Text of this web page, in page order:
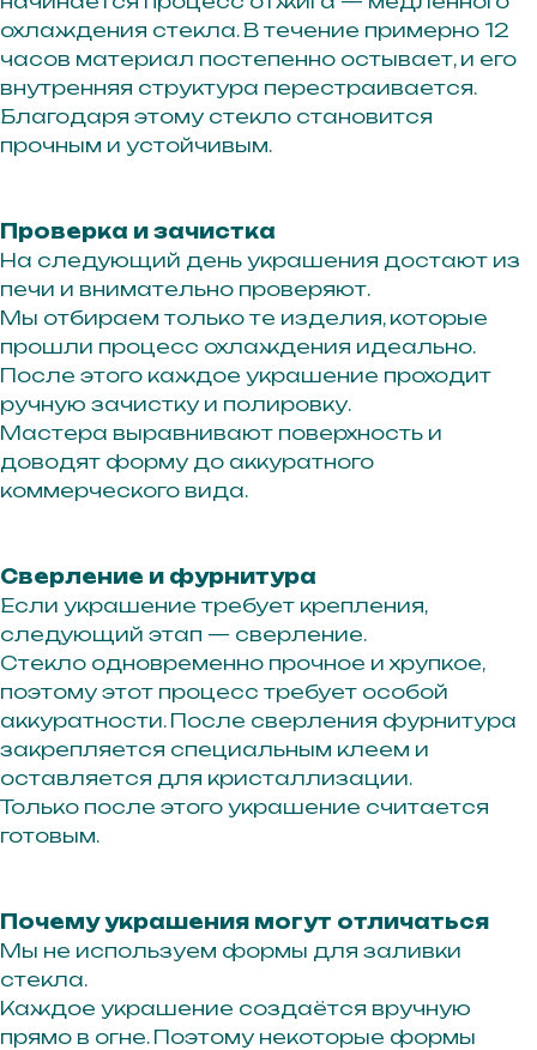
охлаждения стекла. В течение примерно 12
часов материал постепенно остывает, и его
внутренняя структура перестраивается.
Благодаря этому стекло становится
прочным и устойчивым.
Проверка и зачистка
На следующий день украшения достают из
печи и внимательно проверяют.
Мы отбираем только те изделия, которые
прошли процесс охлаждения идеально.
После этого каждое украшение проходит
ручную зачистку и полировку.
Мастера выравнивают поверхность и
доводят форму до аккуратного
коммерческого вида.
Сверление и фурнитура
Если украшение требует крепления,
следующий этап — сверление.
Стекло одновременно прочное и хрупкое,
поэтому этот процесс требует особой
аккуратности. После сверления фурнитура
закрепляется специальным клеем и
оставляется для кристаллизации.
Только после этого украшение считается
готовым.
Почему украшения могут отличаться
Мы не используем формы для заливки
стекла.
Каждое украшение создаётся вручную
прямо в огне. Поэтому некоторые формы
Получайте первыми доступ
к новым коллекциям, главным
событиям и акциям
Браслеты
Шейные украшения
Каффы
Кольца
Каталог
Аксессуары
ПОДПИСАТЬСЯ
Нажимая кнопку «подписаться», вы соглашаетесь с
политикой обработки персональных данных.
г. Иркутск ул. Байкальская